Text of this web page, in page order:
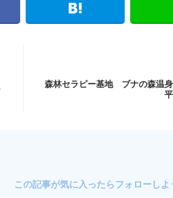
森林セラピー基地 ブナの森温身
平
この記事が気に入ったらフォローしよ